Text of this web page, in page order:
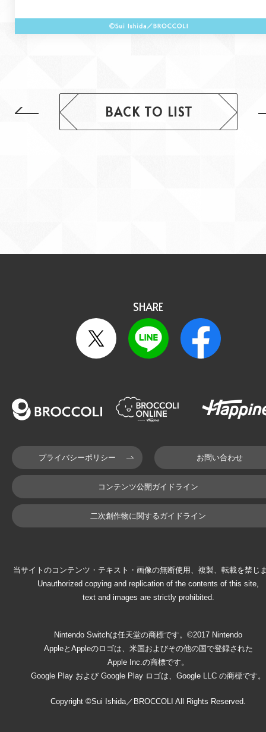
BACK TO LIST
SHARE
プライバシーポリシー お問い合わせ
コンテンツ公開ガイドライン
二次創作物に関するガイドライン
当サイトのコンテンツ・テキスト・画像の無断使用、複製、転載を禁じ
Unauthorized copying and replication of the contents of this site,
text and images are strictly prohibited.
Nintendo Switchは任天堂の商標です。©2017 Nintendo
AppleとAppleのロゴは、米国およびその他の国で登録された
Apple Inc.の商標です。
Google Play および Google Play ロゴは、Google LLC の商標です。
Copyright ©Sui Ishida／BROCCOLI All Rights Reserved.